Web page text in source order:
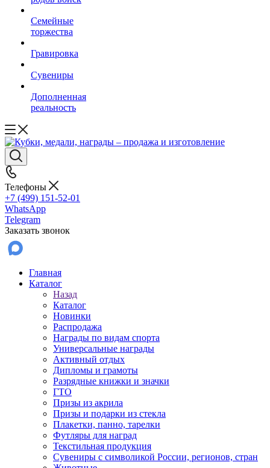
Семейные
торжества
Гравировка
Сувениры
Дополненная
реальность
Телефоны
+7 (499) 151-52-01
WhatsApp
Telegram
Заказать звонок
Главная
Каталог
Назад
Каталог
Новинки
Распродажа
Награды по видам спорта
Универсальные награды
Активный отдых
Дипломы и грамоты
Разрядные книжки и значки
ГТО
Призы из акрила
Призы и подарки из стекла
Плакетки, панно, тарелки
Футляры для наград
Текстильная продукция
Сувениры с символикой России, регионов, стран